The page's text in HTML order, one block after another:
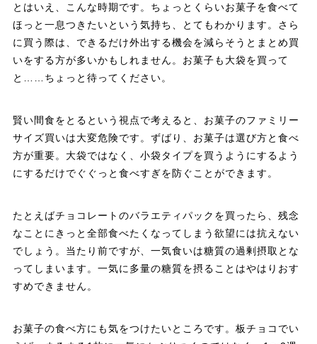
とはいえ、こんな時期です。ちょっとくらいお菓子を食べて
ほっと一息つきたいという気持ち、とてもわかります。さら
に買う際は、できるだけ外出する機会を減らそうとまとめ買
いをする方が多いかもしれません。お菓子も大袋を買って
と……ちょっと待ってください。
賢い間食をとるという視点で考えると、お菓子のファミリー
サイズ買いは大変危険です。ずばり、お菓子は選び方と食べ
方が重要。大袋ではなく、小袋タイプを買うようにするよう
にするだけでぐぐっと食べすぎを防ぐことができます。
たとえばチョコレートのバラエティパックを買ったら、残念
なことにきっと全部食べたくなってしまう欲望には抗えない
でしょう。当たり前ですが、一気食いは糖質の過剰摂取とな
ってしまいます。一気に多量の糖質を摂ることはやはりおす
すめできません。
お菓子の食べ方にも気をつけたいところです。板チョコでい